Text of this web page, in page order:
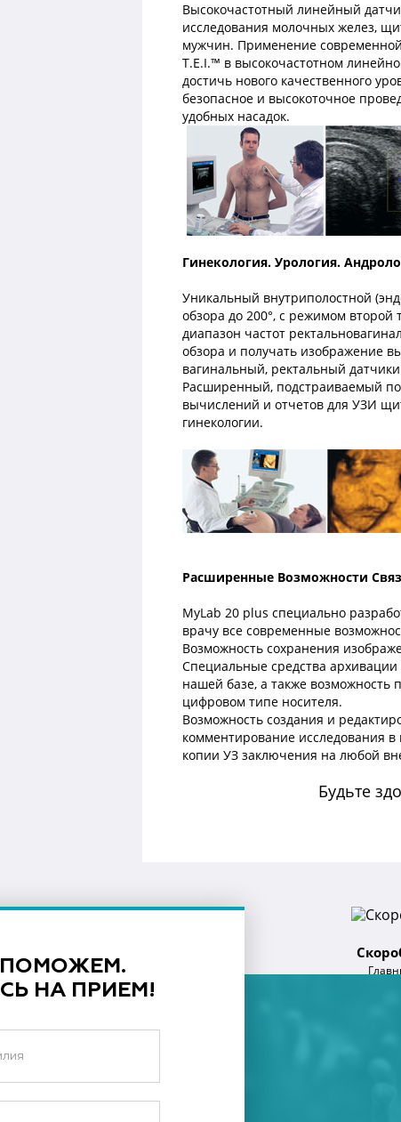
Высокочастотный линейный
исследования молочных желез,
мужчин. Применение
T.E.I.™ в высокочастотном
достичь нового качественного
безопасное и высокоточное
удобных насадок.
Гинекология. Урология.
Уникальный внутриполостной
обзора до 200°, с режимом
диапазон частот
обзора и получать изображение
вагинальный, ректальный
Расширенный, подстраиваемый
вычислений и отчетов для УЗИ
гинекологии.
Расширенные Возможности
MyLab 20 plus специально
врачу все современные
Возможность сохранения
Специальные средства
нашей базе, а также
цифровом типе носителя.
Возможность создания и
комментирование исследования
копии УЗ заключения на любой
Будьте
НА ПРИЕМ!